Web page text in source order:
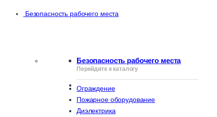
Безопасность рабочего места
Безопасность рабочего места
Перейдите к каталогу
Ограждение
Пожарное оборудование
Диэлектрика